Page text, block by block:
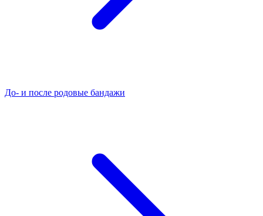
До- и после родовые бандажи